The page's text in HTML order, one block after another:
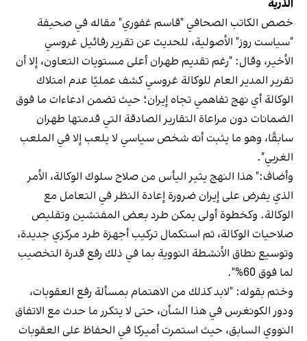
الذرية
خصص الكاتب الصحافي "قاسم غفوري" مقاله في صحيفة
"سياست روز" الأصولية، للحديث عن تقرير رفائيل غروسي
الأخير، وقال: "رغم تقديم طهران أعلى مستويات التعاون، إلا أن
تقرير المدير العام للوكالة غروسي كشف عمليًا عدم امتلاك
الوكالة أي نهج تفاهمي تجاه إيران؛ حيث تضمن ادعاءات ما فوق
الضمانات دون مراعاة التقارير الصادقة التي قدمتها طهران
سابقًا، وهو ما يثبت أنه شخص سياسي لا يلعب إلا في الملعب
الغربي".
وأضاف:" هذا النهج يثير اليأس من صلاح سلوك الوكالة، الأمر
الذي يفرض على إيران ضرورة إعادة النظر في التعامل مع
الوكالة. وكخطوة أولى يمكن طرد بعض المفتشين وتقليص
صلاحيات الوكالة، ثم استكمال تركيب أجهزة طرد مركزي جديدة،
وتوسيع نطاق الأنشطة النووية بما في ذلك رفع قدرة التخصيب
لما فوق 60%".
وختم بقوله: "لابد كذلك من الاهتمام بمسألة رفع العقوبات،
ودور الكونغرس في هذا الشأن، حتى لا يتكرر ما حدث مع الاتفاق
النووي السابق، حيث استمرت أميركا في الحفاظ على العقوبات